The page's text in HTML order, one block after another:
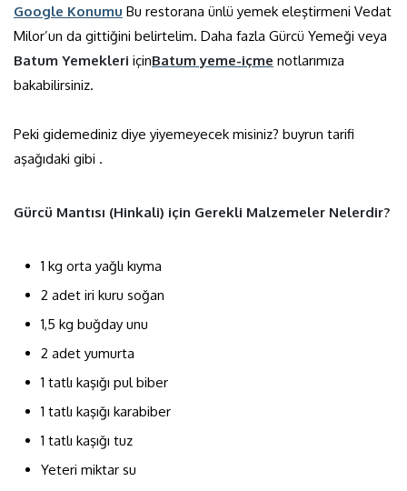
Google Konumu Bu restorana ünlü yemek eleştirmeni Vedat
Milor’un da gittiğini belirtelim. Daha fazla Gürcü Yemeği veya
Batum Yemekleri içinBatum yeme-içme notlarımıza
bakabilirsiniz.
Peki gidemediniz diye yiyemeyecek misiniz? buyrun tarifi
aşağıdaki gibi .
Gürcü Mantısı (Hinkali) için Gerekli Malzemeler Nelerdir?
1 kg orta yağlı kıyma
2 adet iri kuru soğan
1,5 kg buğday unu
2 adet yumurta
1 tatlı kaşığı pul biber
1 tatlı kaşığı karabiber
1 tatlı kaşığı tuz
Yeteri miktar su